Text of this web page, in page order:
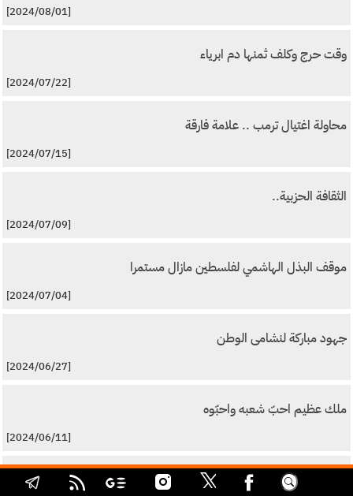
[2024/08/01]
وقت حرج وكلف ثمنها دم ابرياء
[2024/07/22]
محاولة اغتيال ترمب .. علامة فارقة
[2024/07/15]
الثقافة الحزبية..
[2024/07/09]
موقف البذل الهاشمي لفلسطين مازال مستمرا
[2024/07/04]
جهود مباركة لنشامى الوطن
[2024/06/27]
ملك عظيم احبّ شعبه واحبّوه
[2024/06/11]
انتخابات اميركا ومنطقتنا